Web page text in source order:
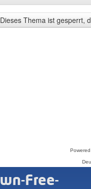
Dieses Thema ist gesperrt,